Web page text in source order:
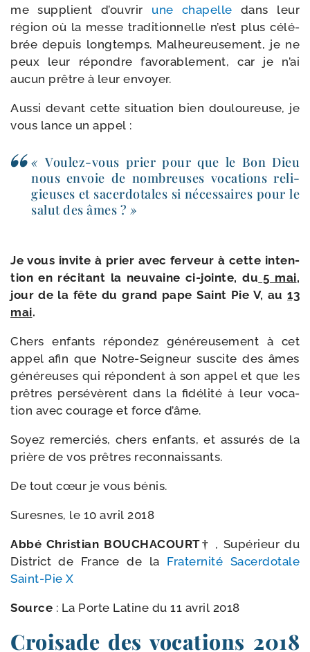
me sup­plient d’ouvrir une cha­pelle dans leur
région où la messe tra­di­tion­nelle n’est plus célé­
brée depuis long­temps. Malheureusement, je ne
peux leur répondre favo­ra­ble­ment, car je n’ai
aucun prêtre à leur envoyer.
Aussi devant cette situa­tion bien dou­lou­reuse, je
vous lance un appel :
«Voulez-​vous prier pour que le Bon Dieu
nous envoie de nom­breuses voca­tions reli­
gieuses et sacer­do­tales si néces­saires pour le
salut des âmes ? »
Je vous invite à prier avec fer­veur à cette inten­
tion en réci­tant la neu­vaine ci-​jointe, du 5 mai,
jour de la fête du grand pape Saint Pie V, au 13
mai.
Chers enfants répon­dez géné­reu­se­ment à cet
appel afin que Notre-​Seigneur sus­cite des âmes
géné­reuses qui répondent à son appel et que les
prêtres per­sé­vèrent dans la fidé­li­té à leur voca­
tion avec cou­rage et force d’âme.
Soyez remer­ciés, chers enfants, et assu­rés de la
prière de vos prêtres reconnaissants.
De tout cœur je vous bénis.
Suresnes, le 10 avril 2018
Abbé Christian BOUCHACOURT† , Supérieur du
District de France de la Fraternité Sacerdotale
Saint-​Pie X
Source : La Porte Latine du 11 avril 2018
Croisade des vocations 2018